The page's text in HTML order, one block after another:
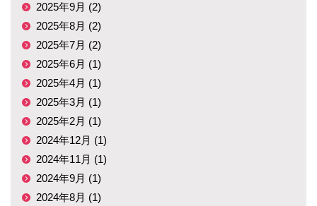
2025年9月 (2)
2025年8月 (2)
2025年7月 (2)
2025年6月 (1)
2025年4月 (1)
2025年3月 (1)
2025年2月 (1)
2024年12月 (1)
2024年11月 (1)
2024年9月 (1)
2024年8月 (1)